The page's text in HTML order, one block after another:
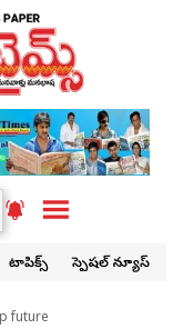
టాపిక్స్ స్పెషల్ న్యూస్
future